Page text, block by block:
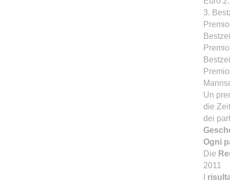
3.
Un
die
dei
Ogni
Die
2011
I